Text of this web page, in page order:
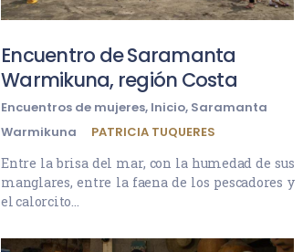
Encuentro de Saramanta
Warmikuna, región Costa
Encuentros de mujeres, Inicio, Saramanta
Warmikuna
PATRICIA TUQUERES
Entre la brisa del mar, con la humedad de sus
manglares, entre la faena de los pescadores y
el calorcito…